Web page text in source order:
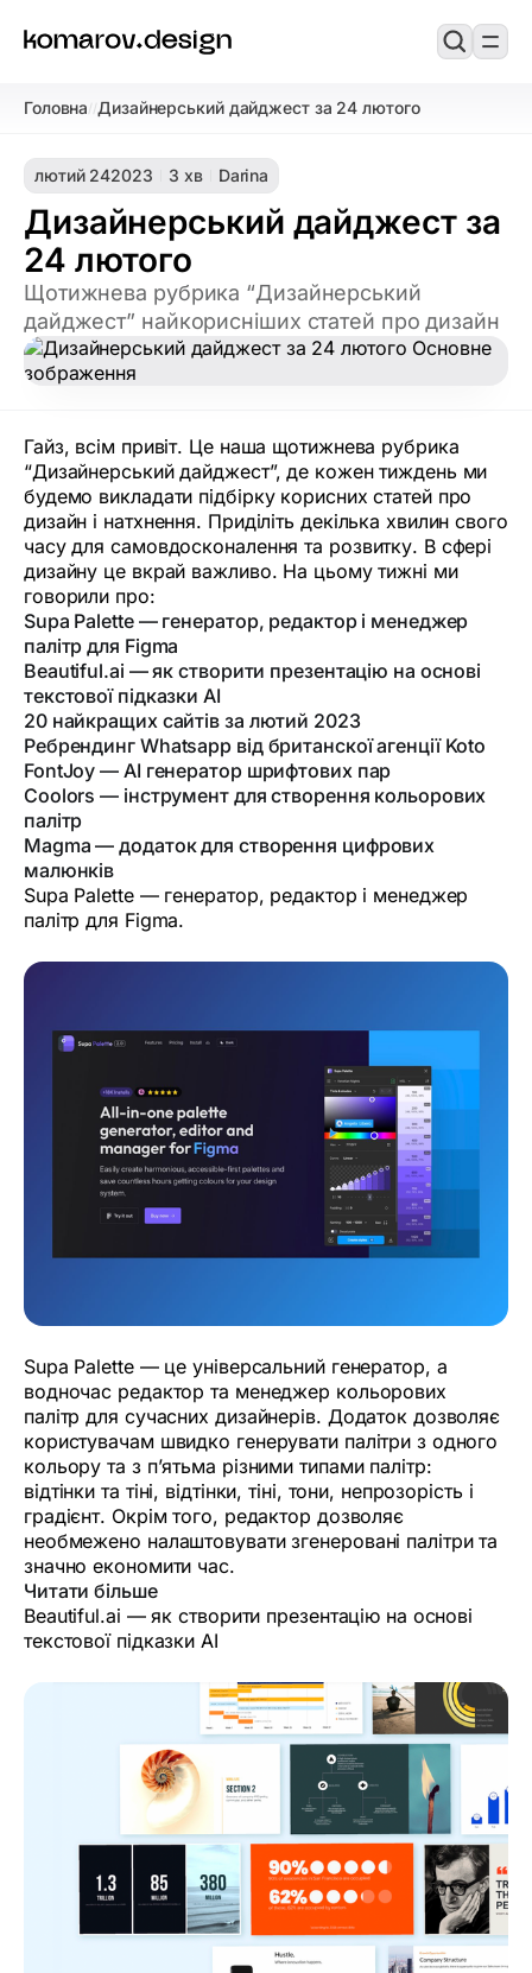
Головна//Дизайнерський дайджест за 24 лютого
лютий 242023 3 хв Darina
Дизайнерський дайджест за
24 лютого
Щотижнева рубрика “Дизайнерський
дайджест” найкорисніших статей про дизайн
Гайз, всім привіт. Це наша щотижнева рубрика
“Дизайнерський дайджест”, де кожен тиждень ми
будемо викладати підбірку корисних статей про
дизайн і натхнення. Приділіть декілька хвилин свого
часу для самовдосконалення та розвитку. В сфері
дизайну це вкрай важливо. На цьому тижні ми
говорили про:
Supa Palette — генератор, редактор і менеджер
палітр для Figma
Beautiful.ai — як створити презентацію на основі
текстової підказки AI
20 найкращих сайтів за лютий 2023
Ребрендинг Whatsapp від британскої агенції Koto
FontJoy — АI генератор шрифтових пар
Coolors — інструмент для створення кольорових
палітр
Magma — додаток для створення цифрових
малюнків
Supa Palette — генератор, редактор і менеджер
палітр для Figma.
Supa Palette — це універсальний генератор, а
водночас редактор та менеджер кольорових
палітр для сучасних дизайнерів. Додаток дозволяє
користувачам швидко генерувати палітри з одного
кольору та з п’ятьма різними типами палітр:
відтінки та тіні, відтінки, тіні, тони, непрозорість і
градієнт. Окрім того, редактор дозволяє
необмежено налаштовувати згенеровані палітри та
значно економити час.
Читати більше
Beautiful.ai — як створити презентацію на основі
текстової підказки AI